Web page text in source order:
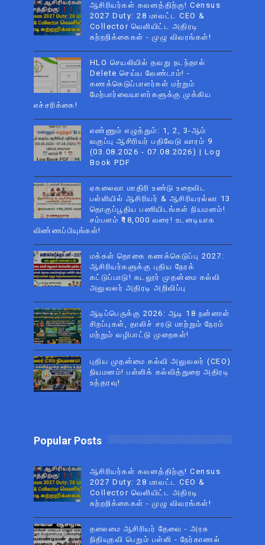
ஆசிரியர்கள் கவனத்திற்கு! Census
2027 Duty: 28 மாவட்ட CEO &
Collector வெளியிட்ட அதிரடி
சுற்றறிக்கைகள் - முழு விவரங்கள்!
HLO செயலியில் தவறு நடந்தால்
Delete செய்ய வேண்டாம்! -
கணக்கெடுப்பாளர்கள் மற்றும்
மேற்பார்வையாளர்களுக்கு முக்கிய
எச்சரிக்கை!
எண்ணும் எழுத்தும்: 1, 2, 3-ஆம்
வகுப்பு ஆசிரியர் பதிவேடு வாரம் 9
(03.08.2026 - 07.08.2026) | Log
Book PDF
ஏகலைவா மாதிரி உண்டு உறைவிட
பள்ளியில் ஆசிரியர் & ஆசிரியரல்லா 13
தொகுப்பூதிய பணியிடங்கள் நியமனம்!
சம்பளம் ₹18,000 வரை! உடனடியாக
விண்ணப்பியுங்கள்!
மக்கள் தொகை கணக்கெடுப்பு 2027:
ஆசிரியர்களுக்கு புதிய நேரக்
கட்டுப்பாடு! கடலூர் முதன்மை கல்வி
அலுவலர் அதிரடி அறிவிப்பு
ஆடிப்பெருக்கு 2026: ஆடி 18 நன்னாள்
சிறப்புகள், தாலிச் சரடு மாற்றும் நேரம்
மற்றும் வழிபாட்டு முறைகள்!
புதிய முதன்மை கல்வி அலுவலர் (CEO)
நியமனம்! பள்ளிக் கல்வித்துறை அதிரடி
உத்தரவு!
Popular Posts
ஆசிரியர்கள் கவனத்திற்கு! Census
2027 Duty: 28 மாவட்ட CEO &
Collector வெளியிட்ட அதிரடி
சுற்றறிக்கைகள் - முழு விவரங்கள்!
தலைமை ஆசிரியர் தேவை - அரசு
நிதியுதவி பெறும் பள்ளி - நேர்காணல்